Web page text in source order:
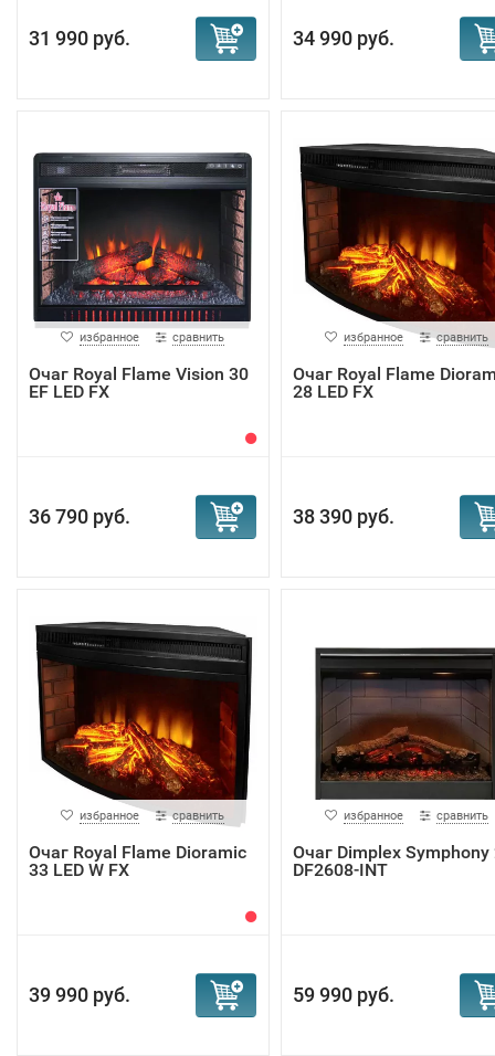
31 990 руб. 34 990 руб.
избранное сравнить
Очаг Royal Flame Vision 30
EF LED FX
36 790 руб.
избранное сравнить
Очаг Royal Flame
28 LED FX
38 390 руб.
избранное сравнить
Очаг Royal Flame Dioramic
33 LED W FX
39 990 руб.
избранное сравнить
Очаг Dimplex Symphony
DF2608-INT
59 990 руб.